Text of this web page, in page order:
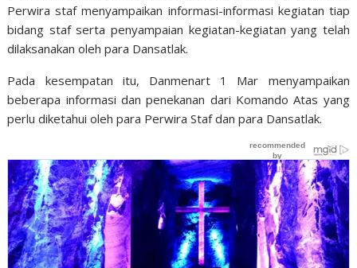
Perwira staf menyampaikan informasi-informasi kegiatan tiap
bidang staf serta penyampaian kegiatan-kegiatan yang telah
dilaksanakan oleh para Dansatlak.
Pada kesempatan itu, Danmenart 1 Mar menyampaikan
beberapa informasi dan penekanan dari Komando Atas yang
perlu diketahui oleh para Perwira Staf dan para Dansatlak.